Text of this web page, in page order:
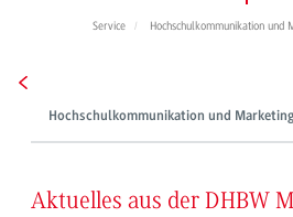
Service Hochschulkommunikation und
Hochschulkommunikation und Marketing
Aktuelles aus der DHBW